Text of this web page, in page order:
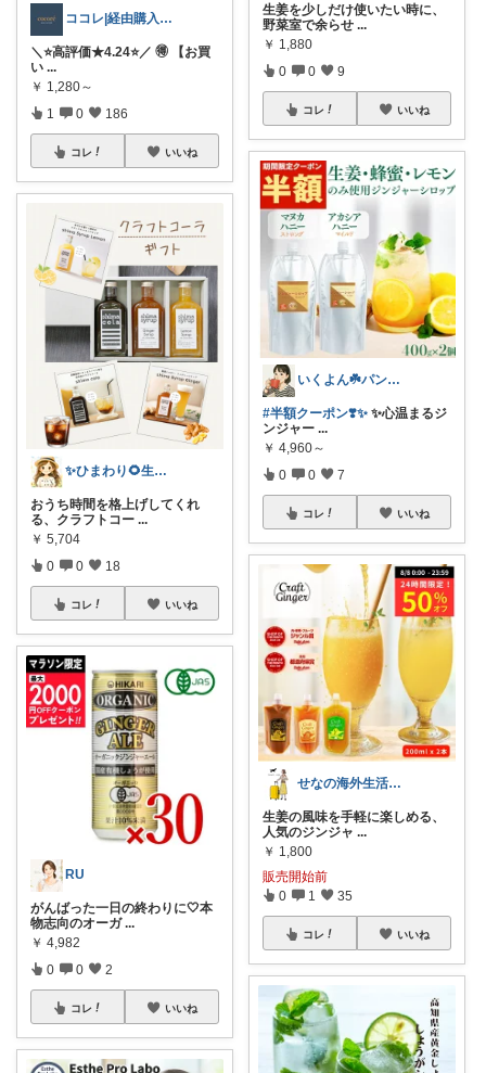
ココレ|経由購入ありがとうございます🌷
＼⭐️高評価★4.24⭐️／ 🉐 【お買
い ...
￥ 1,280～
1 0 186
コレ いいね
✨ひまわり🌻生活雑貨・純喫茶✨
おうち時間を格上げしてくれ
る、クラフトコー ...
￥ 5,704
0 0 18
コレ いいね
RU
がんばった一日の終わりに🤍本
物志向のオーガ ...
￥ 4,982
0 0 2
コレ いいね
生姜を少しだけ使いたい時に、
野菜室で余らせ ...
￥ 1,880
0 0 9
コレ いいね
いくよん☘️パンのある暮らし✨
#半額クーポン❣️✨ ✨心温まるジ
ンジャー ...
￥ 4,960～
0 0 7
コレ いいね
せなの海外生活ノート
生姜の風味を手軽に楽しめる、
人気のジンジャ ...
￥ 1,800
販売開始前
0 1 35
コレ いいね